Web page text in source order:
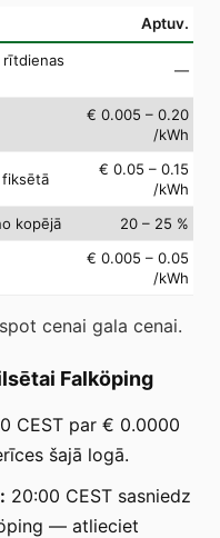
Aptuv.
—
€ 0.005 – 0.20
/kWh
fiksētā
€ 0.05 – 0.15
/kWh
kopējā 20 – 25 %
€ 0.005 – 0.05
/kWh
cenai gala cenai.
Falköping
CEST par € 0.0000
šajā logā.
20:00 CEST sasniedz
— atlieciet